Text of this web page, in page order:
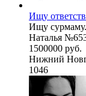
Ищу
Ищу
Наталья
1500000 руб.
Нижний
1046